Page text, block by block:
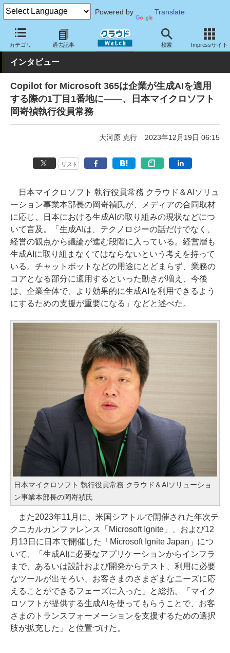
Powered by Translate
カテゴリ 過去記事 検索 Impressサイト
クラウド Watch トピック 事業戦略
インタビュー
Copilot for Microsoft 365は企業が生成AIを適用
する際の1丁目1番地に――、日本マイクロソフト
岡嵜禎執行役員常務
大河原 克行 2023年12月19日 06:15
リスト
日本マイクロソフト 執行役員常務 クラウド＆AIソリュ
ーション事業本部長の岡嵜禎氏が、メディアの合同取材
に応じ、日本における生成AIの取り組みの現状などにつ
いて言及。「生成AIは、テクノロジーの話だけでなく、
経営の観点から議論が進む段階に入っている。経営層も
生成AIに取り組まなくてはならないという考えを持って
いる。チャットボットなどの用途にとどまらず、業務の
コアとなる部分に適用するといった動きが増え、今後
は、企業全体で、より効果的に生成AIを利用できるよう
にするための支援が重要になる」などと述べた。
日本マイクロソフト 執行役員常務 クラウド＆AIソリューショ
ン事業本部長の岡嵜禎氏
また2023年11月に、米国シアトルで開催された年次テ
クニカルカンファレンス「Microsoft Ignite」、および12
月13日に日本で開催した「Microsoft Ignite Japan」につ
いて、「生成AIに必要なアプリケーションからインフラ
まで、あるいは設計および開発からテスト、利用に必要
なツールが出そろい、お客さまのさまざまなニーズに応
えることができるフェーズに入った」と総括。「マイク
ロソフトが提供する生成AIを使ってもらうことで、お客
さまのトランスフォーメーションを支援するための選択
肢が拡充した」と位置づけた。